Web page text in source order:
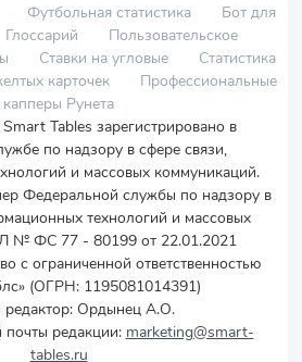
Футбольная статистика
Бот для
Глоссарий
Пользовательское
Ставки на угловые
Статистика
карточек
Профессиональные
капперы Рунета
Tables зарегистрировано в
по надзору в сфере связи,
и массовых коммуникаций.
Федеральной службы по надзору в
технологий и массовых
№ ФС 77 - 80199 от 22.01.2021
с ограниченной ответственностью
(ОГРН: 1195081014391)
редактор: Ордынец А.О.
редакции: marketing@smart-
tables.ru